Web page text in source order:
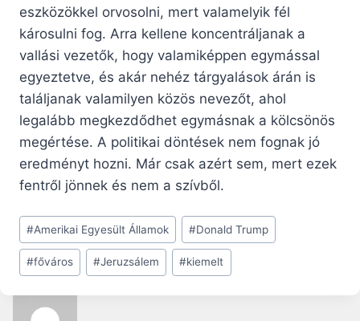
eszközökkel orvosolni, mert valamelyik fél
károsulni fog. Arra kellene koncentráljanak a
vallási vezetők, hogy valamiképpen egymással
egyeztetve, és akár nehéz tárgyalások árán is
találjanak valamilyen közös nevezőt, ahol
legalább megkezdődhet egymásnak a kölcsönös
megértése. A politikai döntések nem fognak jó
eredményt hozni. Már csak azért sem, mert ezek
fentről jönnek és nem a szívből.
Post
Tags:
#Amerikai Egyesült Államok #Donald Trump
#főváros #Jeruzsálem #kiemelt